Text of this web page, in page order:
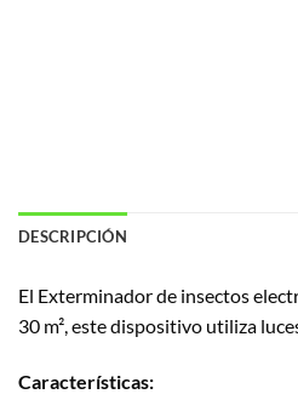
DESCRIPCIÓN
El Exterminador de insectos
30 m², este dispositivo utiliza
Características: